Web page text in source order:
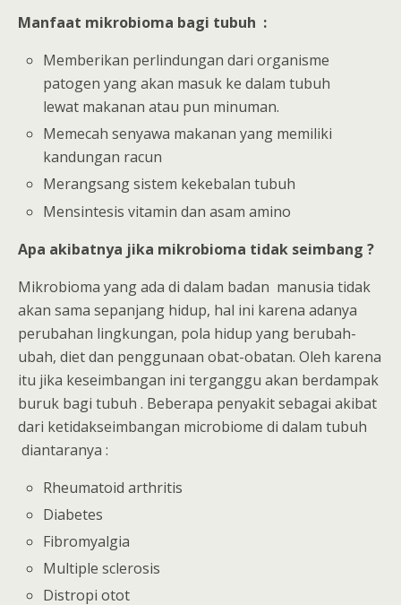
Manfaat mikrobioma bagi tubuh :
Memberikan perlindungan dari organisme
patogen yang akan masuk ke dalam tubuh
lewat makanan atau pun minuman.
Memecah senyawa makanan yang memiliki
kandungan racun
Merangsang sistem kekebalan tubuh
Mensintesis vitamin dan asam amino
Apa akibatnya jika mikrobioma tidak seimbang ?
Mikrobioma yang ada di dalam badan manusia tidak
akan sama sepanjang hidup, hal ini karena adanya
perubahan lingkungan, pola hidup yang berubah-
ubah, diet dan penggunaan obat-obatan. Oleh karena
itu jika keseimbangan ini terganggu akan berdampak
buruk bagi tubuh . Beberapa penyakit sebagai akibat
dari ketidakseimbangan microbiome di dalam tubuh
diantaranya :
Rheumatoid arthritis
Diabetes
Fibromyalgia
Multiple sclerosis
Distropi otot